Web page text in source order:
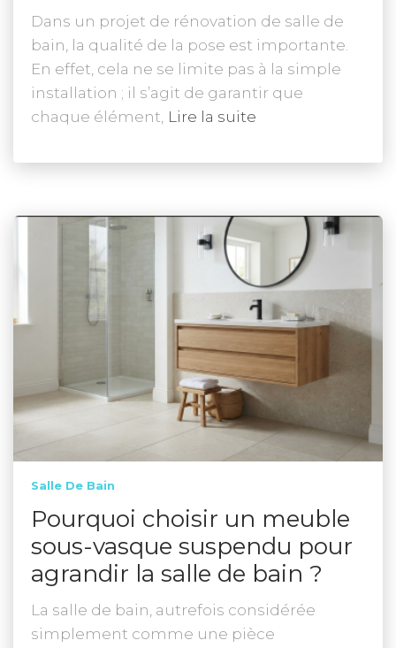
Dans un projet de rénovation de salle de
bain, la qualité de la pose est importante.
En effet, cela ne se limite pas à la simple
installation ; il s’agit de garantir que
chaque élément, Lire la suite
Salle De Bain
Pourquoi choisir un meuble
sous-vasque suspendu pour
agrandir la salle de bain ?
La salle de bain, autrefois considérée
simplement comme une pièce